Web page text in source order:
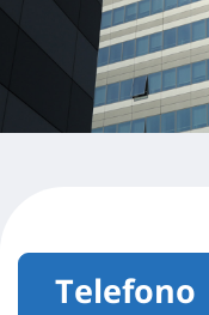
Telefono